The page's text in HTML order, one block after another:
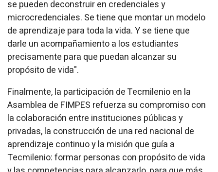
se pueden deconstruir en credenciales y
microcredenciales. Se tiene que montar un modelo
de aprendizaje para toda la vida. Y se tiene que
darle un acompañamiento a los estudiantes
precisamente para que puedan alcanzar su
propósito de vida".
Finalmente, la participación de Tecmilenio en la
Asamblea de FIMPES refuerza su compromiso con
la colaboración entre instituciones públicas y
privadas, la construcción de una red nacional de
aprendizaje continuo y la misión que guía a
Tecmilenio: formar personas con propósito de vida